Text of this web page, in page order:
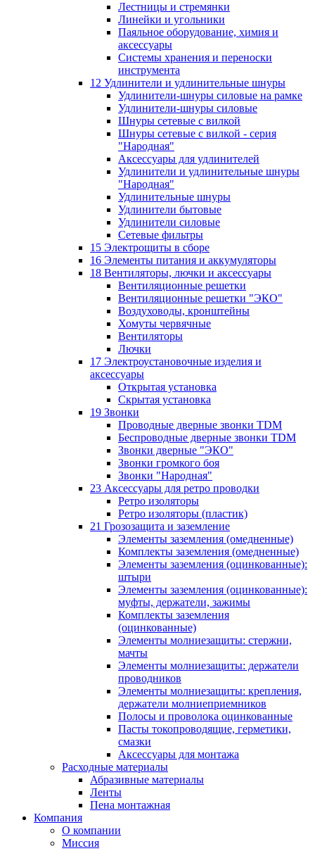
Лестницы и стремянки
Линейки и угольники
Паяльное оборудование, химия и
аксессуары
Системы хранения и переноски
инструмента
12 Удлинители и удлинительные шнуры
Удлинители-шнуры силовые на рамке
Удлинители-шнуры силовые
Шнуры сетевые с вилкой
Шнуры сетевые с вилкой - серия
"Народная"
Аксессуары для удлинителей
Удлинители и удлинительные шнуры
"Народная"
Удлинительные шнуры
Удлинители бытовые
Удлинители силовые
Сетевые фильтры
15 Электрощиты в сборе
16 Элементы питания и аккумуляторы
18 Вентиляторы, лючки и аксессуары
Вентиляционные решетки
Вентиляционные решетки "ЭКО"
Воздуховоды, кронштейны
Хомуты червячные
Вентиляторы
Лючки
17 Электроустановочные изделия и
аксессуары
Открытая установка
Скрытая установка
19 Звонки
Проводные дверные звонки TDM
Беспроводные дверные звонки TDM
Звонки дверные "ЭКО"
Звонки громкого боя
Звонки "Народная"
23 Аксессуары для ретро проводки
Ретро изоляторы
Ретро изоляторы (пластик)
21 Грозозащита и заземление
Элементы заземления (омедненные)
Комплекты заземления (омедненные)
Элементы заземления (оцинкованные):
штыри
Элементы заземления (оцинкованные):
муфты, держатели, зажимы
Комплекты заземления
(оцинкованные)
Элементы молниезащиты: стержни,
мачты
Элементы молниезащиты: держатели
проводников
Элементы молниезащиты: крепления,
держатели молниеприемников
Полосы и проволока оцинкованные
Пасты токопроводящие, герметики,
смазки
Аксессуары для монтажа
Расходные материалы
Абразивные материалы
Ленты
Пена монтажная
Компания
О компании
Миссия